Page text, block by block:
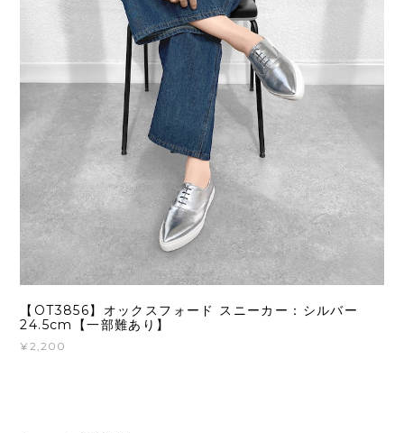
【OT3856】オックスフォード スニーカー：シルバー
24.5cm【一部難あり】
¥2,200